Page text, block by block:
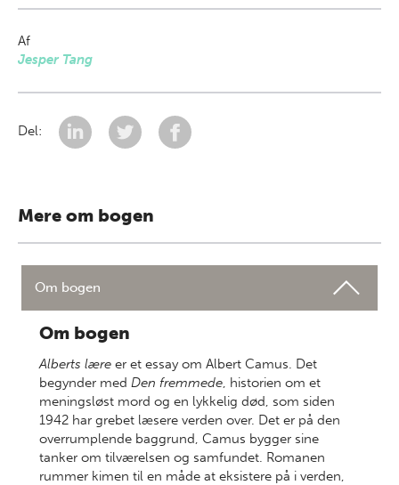
Af
Jesper Tang
Del:
Mere om bogen
Om bogen
Om bogen
Alberts lære er et essay om Albert Camus. Det
begynder med Den fremmede, historien om et
meningsløst mord og en lykkelig død, som siden
1942 har grebet læsere verden over. Det er på den
overrumplende baggrund, Camus bygger sine
tanker om tilværelsen og samfundet. Romanen
rummer kimen til en måde at eksistere på i verden,